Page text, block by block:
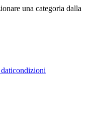
una categoria dalla
condizioni